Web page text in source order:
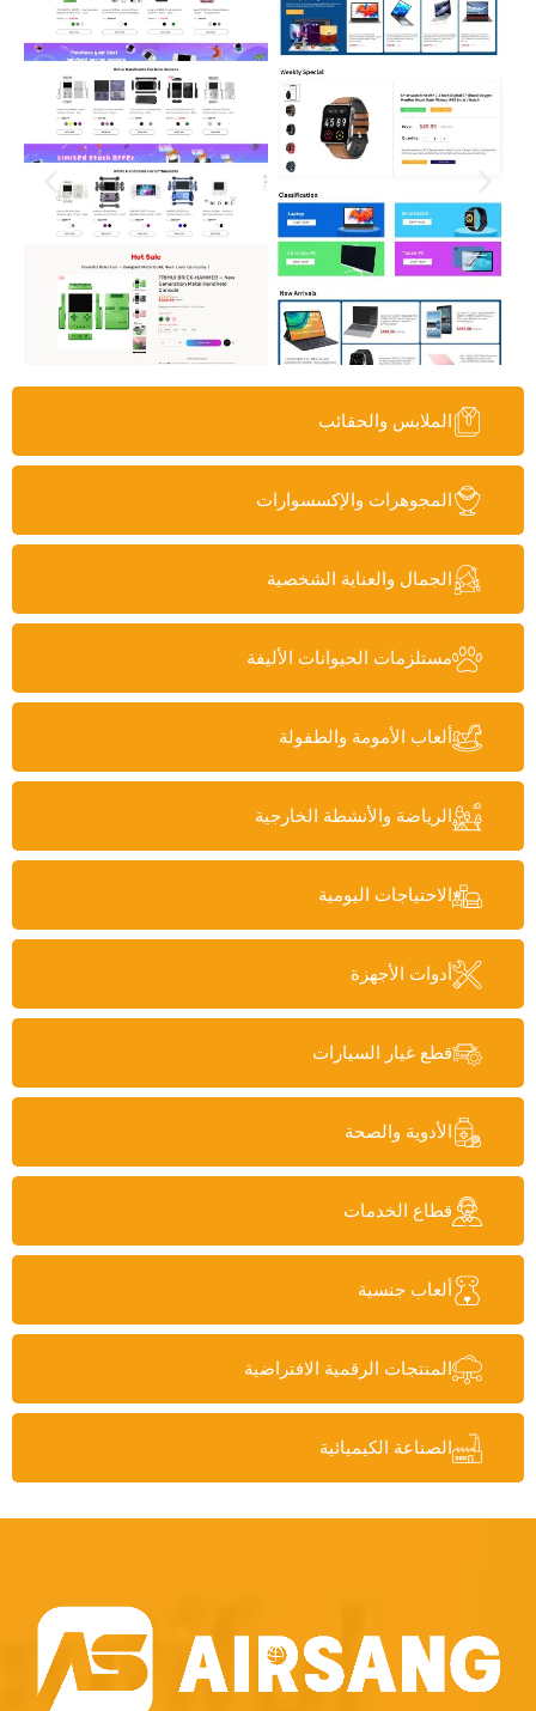
الملابس والحقائب
المجوهرات والإكسسوارات
الجمال والعناية الشخصية
مستلزمات الحيوانات الأليفة
ألعاب الأمومة والطفولة
الرياضة والأنشطة الخارجية
الاحتياجات اليومية
أدوات الأجهزة
قطع غيار السيارات
الأدوية والصحة
قطاع الخدمات
ألعاب جنسية
المنتجات الرقمية الافتراضية
الصناعة الكيميائية